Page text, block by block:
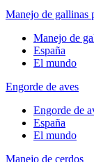
Manejo de gallinas
Manejo de
España
El mundo
Engorde de aves
Engorde de
España
El mundo
Manejo de cerdos